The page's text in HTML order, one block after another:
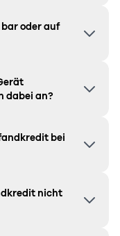
oder auf
dabei an?
bei
nicht